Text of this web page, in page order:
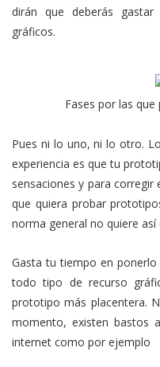
dirán que deberás
gráficos.
Fases por las
Pues ni lo uno, ni lo otro.
experiencia es que tu
sensaciones y para
que quiera probar
norma general no quiere
Gasta tu tiempo en
todo tipo de recurso
prototipo más placentera.
momento, existen bastos
internet como por ejemplo